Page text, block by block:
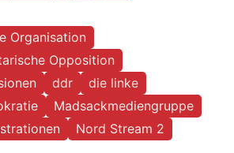
Organisation
Opposition
ddr
die linke
Madsackmediengruppe
Nord Stream 2